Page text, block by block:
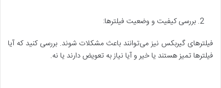
بررسی کیفیت و وضعیت فیلترها:
فیلترهای گیربکس نیز می‌توانند باعث مشکلات شوند. بررسی کنید که آیا
فیلترها تمیز هستند یا خیر و آیا نیاز به تعویض دارند یا نه.